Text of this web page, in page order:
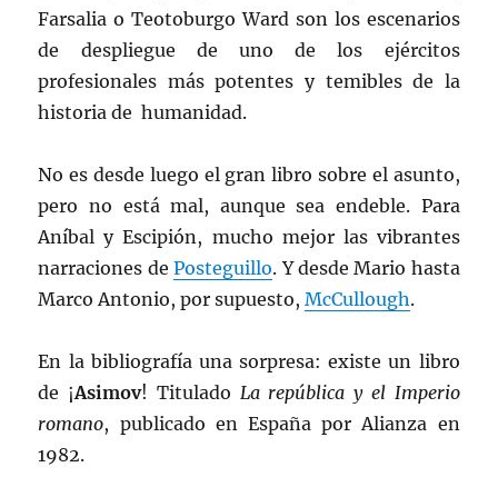
Farsalia o Teotoburgo Ward son los escenarios
de despliegue de uno de los ejércitos
profesionales más potentes y temibles de la
historia de humanidad.
No es desde luego el gran libro sobre el asunto,
pero no está mal, aunque sea endeble. Para
Aníbal y Escipión, mucho mejor las vibrantes
narraciones dePosteguillo. Y desde Mario hasta
Marco Antonio, por supuesto,McCullough.
En la bibliografía una sorpresa: existe un libro
de ¡Asimov! Titulado La república y el Imperio
romano, publicado en España por Alianza en
1982.